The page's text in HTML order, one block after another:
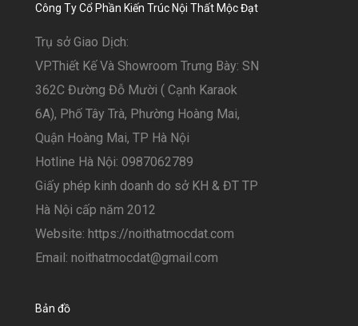
Công Ty Cổ Phần Kiến Trúc Nội Thất Mộc Đạt
Trụ sở Giao Dịch:
VP.Thiết Kế Và Showroom Trưng Bày: SN
362C Đường Đỗ Mười ( Cạnh Karaok
6A), Phố Tây Trà, Phường Hoàng Mai,
Quận Hoàng Mai, TP Hà Nội
Hotline Hà Nội: 0987062789
Giấy phép kinh doanh do sở KH & ĐT TP
Hà Nội cấp năm 2012
Website: https://noithatmocdat.com
Email: noithatmocdat@gmail.com
Bản đồ